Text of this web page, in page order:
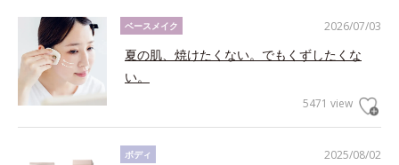
2026/07/03
ベースメイク
夏の肌、焼けたくない。でもくずしたくな
い。
5471 view
2025/08/02
ボディ